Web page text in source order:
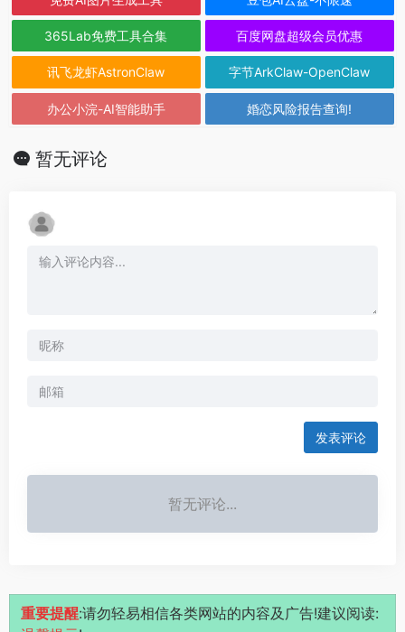
365Lab免费工具合集 百度网盘超级会员优惠
讯飞龙虾AstronClaw 字节ArkClaw-OpenClaw
办公小浣-AI智能助手 婚恋风险报告查询!
暂无评论
发表评论
暂无评论...
重要提醒:请勿轻易相信各类网站的内容及广告!建议阅读: